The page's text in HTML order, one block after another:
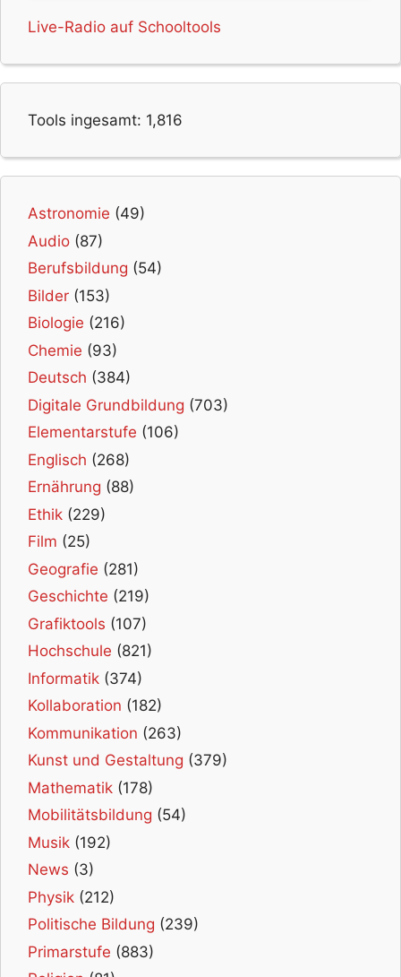
Live-Radio auf Schooltools
Tools ingesamt: 1,816
Astronomie (49)
Audio (87)
Berufsbildung (54)
Bilder (153)
Biologie (216)
Chemie (93)
Deutsch (384)
Digitale Grundbildung (703)
Elementarstufe (106)
Englisch (268)
Ernährung (88)
Ethik (229)
Film (25)
Geografie (281)
Geschichte (219)
Grafiktools (107)
Hochschule (821)
Informatik (374)
Kollaboration (182)
Kommunikation (263)
Kunst und Gestaltung (379)
Mathematik (178)
Mobilitätsbildung (54)
Musik (192)
News (3)
Physik (212)
Politische Bildung (239)
Primarstufe (883)